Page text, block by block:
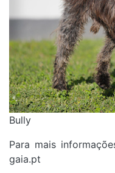
Bully
Para mais
gaia.pt